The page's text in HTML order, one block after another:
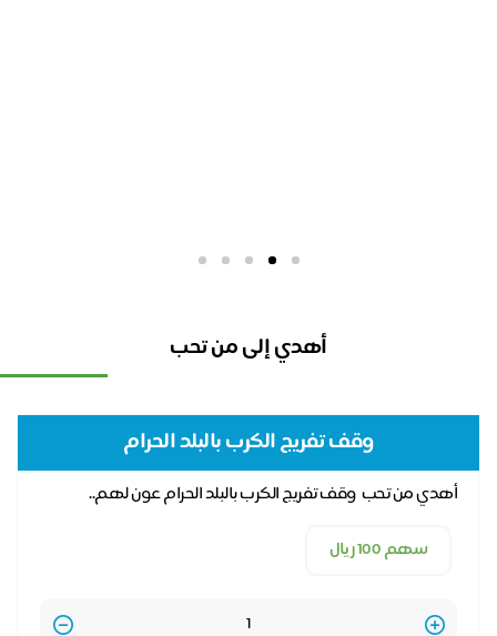
أهدي إلى من تحب
وقف تفريج الكرب بالبلد الحرام
أهدي من تحب وقف تفريج الكرب بالبلد الحرام عون لهم..
سهم 100 ريال